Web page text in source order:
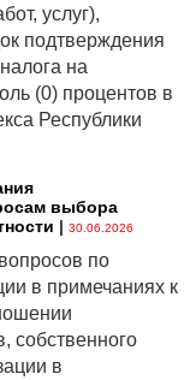
услуг),
подтверждения
на
(0) процентов в
Республики
выбора
| 30.06.2026
по
в примечаниях к
собственного
в